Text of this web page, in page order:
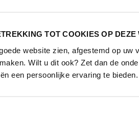
TOT COOKIES OP DEZE
website zien, afgestemd op
Wilt u dit ook? Zet dan de
een persoonlijke ervaring te bieden.